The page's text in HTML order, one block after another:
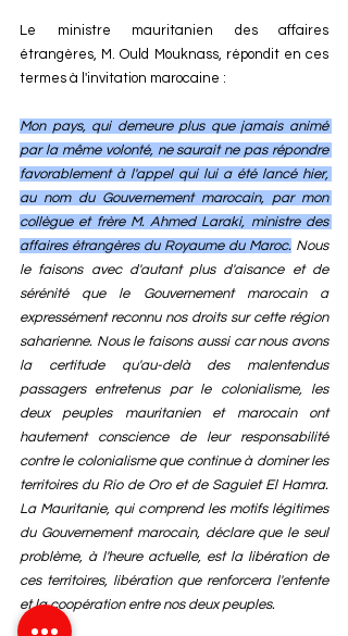
Le ministre mauritanien des affaires
étrangères, M. Ould Mouknass, répondit en ces
termes à l'invitation marocaine :
Mon pays, qui demeure plus que jamais animé
par la même volonté, ne saurait ne pas répondre
favorablement à l'appel qui lui a été lancé hier,
au nom du Gouvernement marocain, par mon
collègue et frère M. Ahmed Laraki, ministre des
affaires étrangères du Royaume du Maroc. Nous
le faisons avec d'autant plus d'aisance et de
sérénité que le Gouvernement marocain a
expressément reconnu nos droits sur cette région
saharienne. Nous le faisons aussi car nous avons
la certitude qu'au-delà des malentendus
passagers entretenus par le colonialisme, les
deux peuples mauritanien et marocain ont
hautement conscience de leur responsabilité
contre le colonialisme que continue à dominer les
territoires du Río de Oro et de Saguiet El Hamra.
La Mauritanie, qui comprend les motifs légitimes
du Gouvernement marocain, déclare que le seul
problème, à l'heure actuelle, est la libération de
ces territoires, libération que renforcera l'entente
et la coopération entre nos deux peuples.